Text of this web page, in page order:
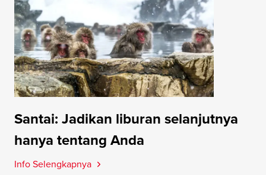
Santai: Jadikan liburan selanjutnya
hanya tentang Anda
Info Selengkapnya